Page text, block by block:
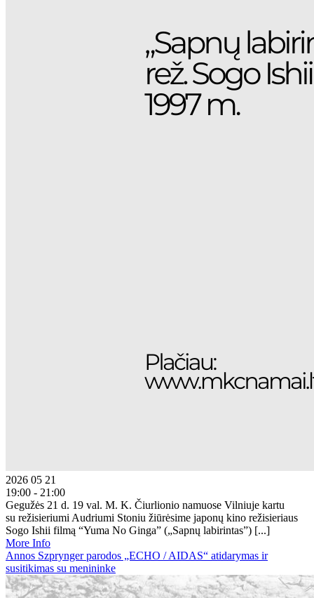
2026 05 21
19:00 - 21:00
Gegužės 21 d. 19 val. M. K. Čiurlionio namuose Vilniuje kartu
su režisieriumi Audriumi Stoniu žiūrėsime japonų kino režisieriaus
Sogo Ishii filmą “Yuma No Ginga” („Sapnų labirintas”) [...]
More Info
Annos Szprynger parodos „ECHO / AIDAS“ atidarymas ir
susitikimas su menininke